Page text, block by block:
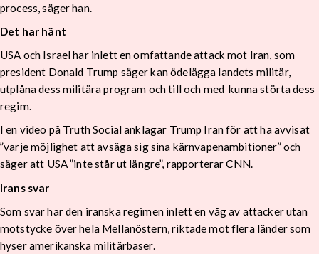
process, säger han.
Det har hänt
USA och Israel har inlett en omfattande attack mot Iran, som
president Donald Trump säger kan ödelägga landets militär,
utplåna dess militära program och till och med kunna störta dess
regim.
I en video på Truth Social anklagar Trump Iran för att ha avvisat
”varje möjlighet att avsäga sig sina kärnvapenambitioner” och
säger att USA ”inte står ut längre”, rapporterar CNN.
Irans svar
Som svar har den iranska regimen inlett en våg av attacker utan
motstycke över hela Mellanöstern, riktade mot flera länder som
hyser amerikanska militärbaser.